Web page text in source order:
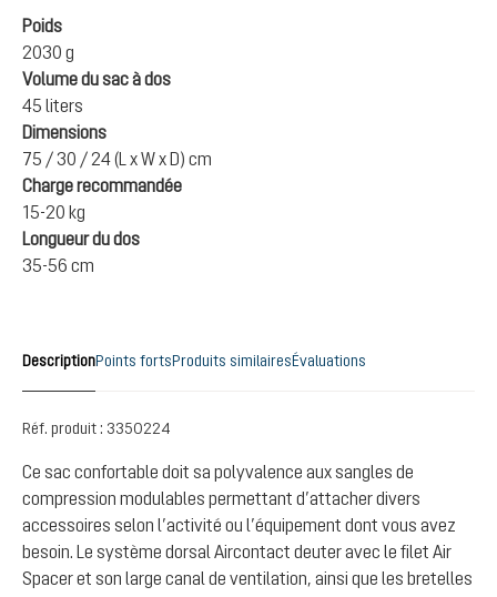
Poids
2030 g
Volume du sac à dos
45 liters
Dimensions
75 / 30 / 24 (L x W x D) cm
Charge recommandée
15-20 kg
Longueur du dos
35-56 cm
DescriptionPoints fortsProduits similairesÉvaluations
Réf. produit : 3350224
Ce sac confortable doit sa polyvalence aux sangles de
compression modulables permettant d’attacher divers
accessoires selon l’activité ou l’équipement dont vous avez
besoin. Le système dorsal Aircontact deuter avec le filet Air
Spacer et son large canal de ventilation, ainsi que les bretelles